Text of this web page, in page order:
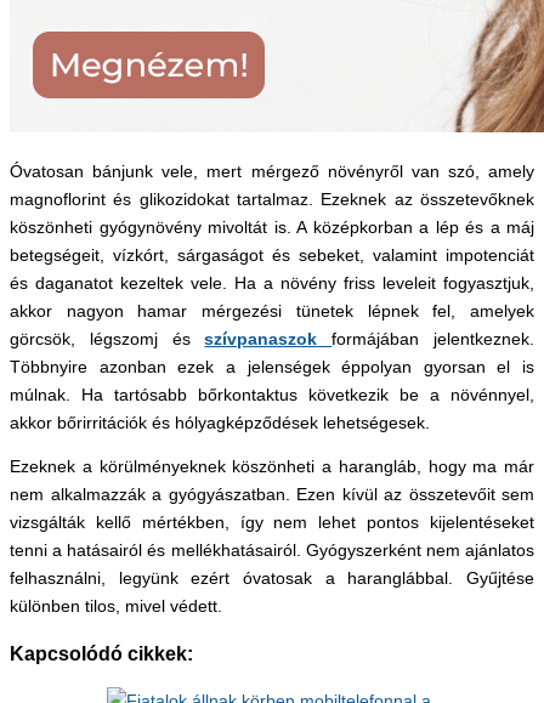
Óvatosan bánjunk vele, mert mérgező növényről van szó, amely
magnoflorint és glikozidokat tartalmaz. Ezeknek az összetevőknek
köszönheti gyógynövény mivoltát is. A középkorban a lép és a máj
betegségeit, vízkórt, sárgaságot és sebeket, valamint impotenciát
és daganatot kezeltek vele. Ha a növény friss leveleit fogyasztjuk,
akkor nagyon hamar mérgezési tünetek lépnek fel, amelyek
görcsök, légszomj ésszívpanaszok
formájában jelentkeznek.
Többnyire azonban ezek a jelenségek éppolyan gyorsan el is
múlnak. Ha tartósabb bőrkontaktus következik be a növénnyel,
akkor bőrirritációk és hólyagképződések lehetségesek.
Ezeknek a körülményeknek köszönheti a harangláb, hogy ma már
nem alkalmazzák a gyógyászatban. Ezen kívül az összetevőit sem
vizsgálták kellő mértékben, így nem lehet pontos kijelentéseket
tenni a hatásairól és mellékhatásairól. Gyógyszerként nem ajánlatos
felhasználni, legyünk ezért óvatosak a haranglábbal. Gyűjtése
különben tilos, mivel védett.
Kapcsolódó cikkek: